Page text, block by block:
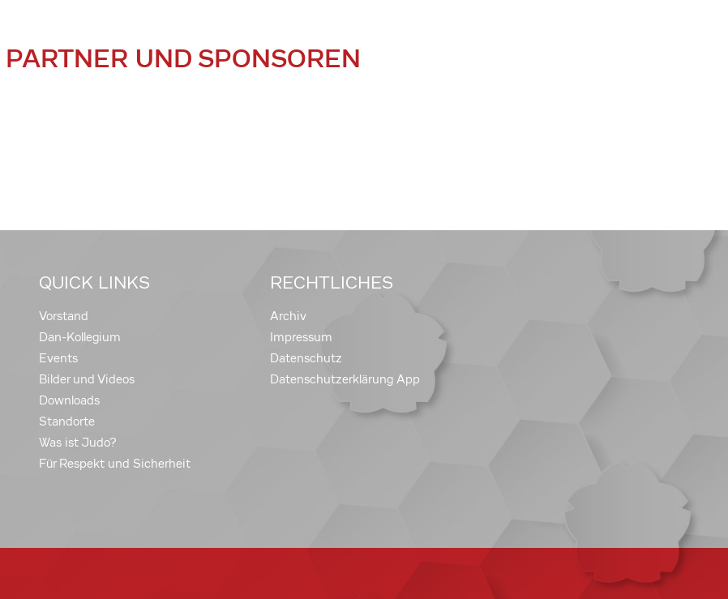
PARTNER UND SPONSOREN
QUICK LINKS
Vorstand
Dan-Kollegium
Events
Bilder und Videos
Downloads
Standorte
Was ist Judo?
Für Respekt und Sicherheit
RECHTLICHES
Archiv
Impressum
Datenschutz
Datenschutzerklärung App